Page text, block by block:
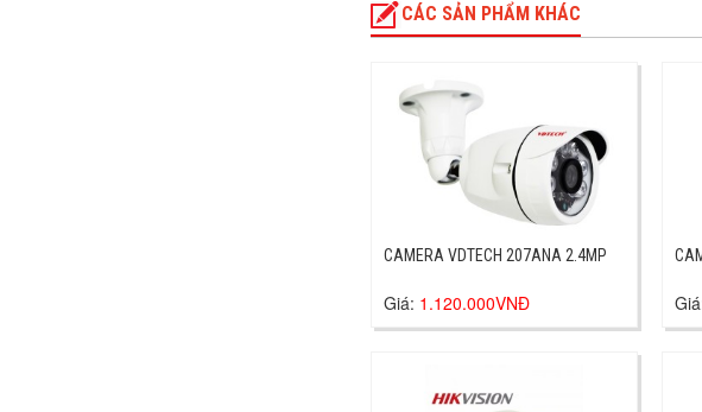
CÁC SẢN PHẨM KHÁC
CAMERA VDTECH 207ANA 2.4MP
Giá: 1.120.000VNĐ